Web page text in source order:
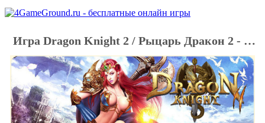
Игра Dragon Knight 2 / Рыцарь Дракон 2 - обзор, официальный сайт, регистрация